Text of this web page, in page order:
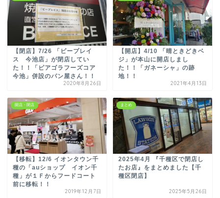
【閉店】7/26 「ビープレイ
ス 今池店」が閉店してい
た！！「ピアゴラフーズコア
今池」併設のパン屋さん！！
2020年8月26日
【開店】4/10 「晴ときどきベ
ジ」が本山に開店しまし
た！！「ガネーシャ」の跡
地！！
2021年4月13日
開店・閉店
【移転】12/6 イオンタウン千
種の「auショップ イオン千
種」が１Ｆからフードコート
前に移転！！
2019年12月7日
まとめ
2025年4月 『千種区で閉店し
たお店』をまとめました【千
種区閉店】
2025年5月26日